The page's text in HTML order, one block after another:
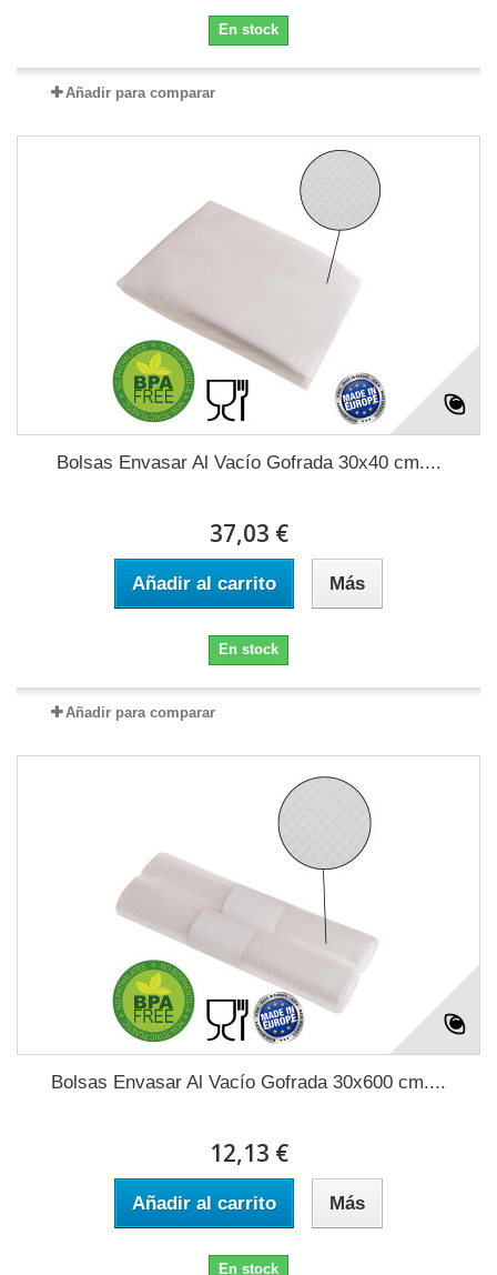
En stock
Añadir para comparar
Bolsas Envasar Al Vacío Gofrada 30x40 cm....
37,03 €
Añadir al carrito Más
En stock
Añadir para comparar
Bolsas Envasar Al Vacío Gofrada 30x600 cm....
12,13 €
Añadir al carrito Más
En stock